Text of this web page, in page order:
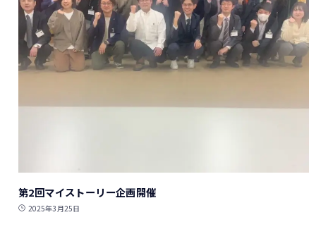
第2回マイストーリー企画開催
2025年3月25日